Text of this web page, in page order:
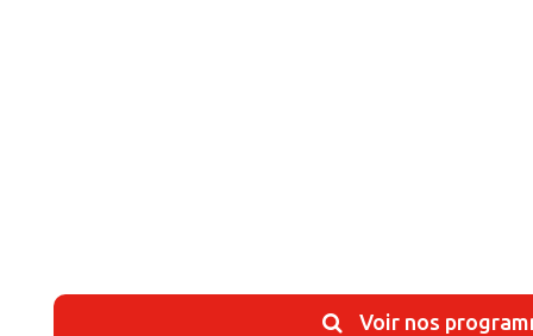
Voir nos